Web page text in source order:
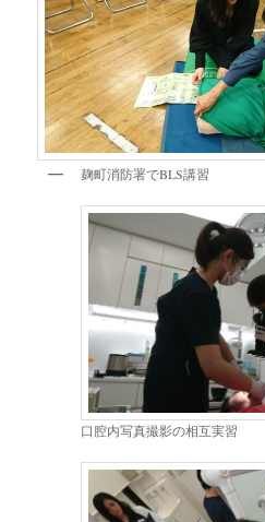
麹町消防署でBLS講習
口腔内写真撮影の相互実習